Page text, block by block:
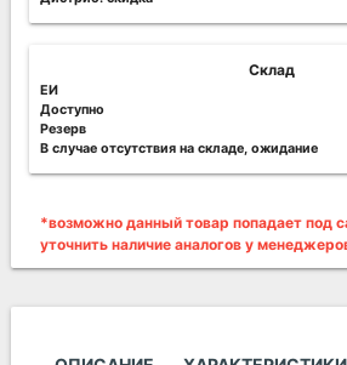
Склад
ЕИ
Доступно
Резерв
В случае отсутствия на складе, ожидание
*возможно данный товар попадает под
уточнить наличие аналогов у